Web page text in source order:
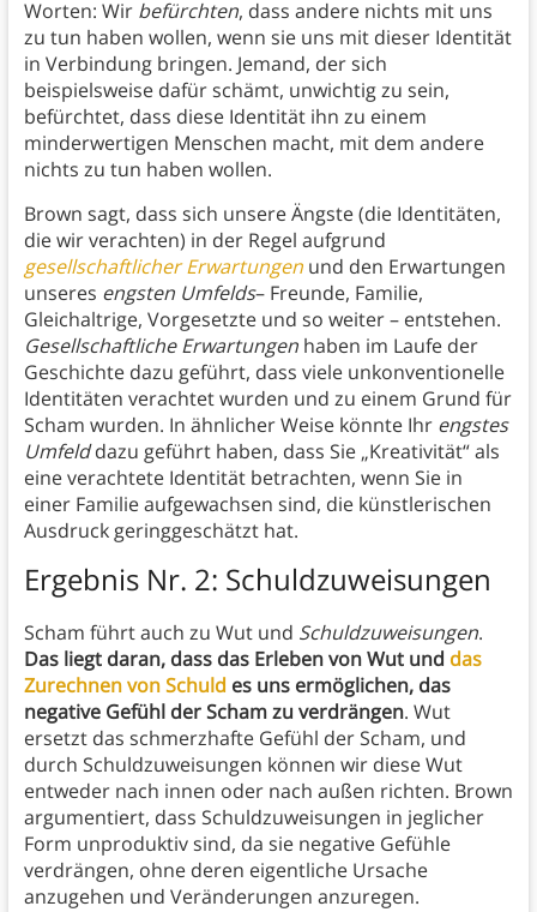
Worten: Wir befürchten, dass andere nichts mit uns
zu tun haben wollen, wenn sie uns mit dieser Identität
in Verbindung bringen. Jemand, der sich
beispielsweise dafür schämt, unwichtig zu sein,
befürchtet, dass diese Identität ihn zu einem
minderwertigen Menschen macht, mit dem andere
nichts zu tun haben wollen.
Brown sagt, dass sich unsere Ängste (die Identitäten,
die wir verachten) in der Regel aufgrund
gesellschaftlicher Erwartungenund den Erwartungen
unseres engsten Umfelds– Freunde, Familie,
Gleichaltrige, Vorgesetzte und so weiter – entstehen.
Gesellschaftliche Erwartungenhaben im Laufe der
Geschichte dazu geführt, dass viele unkonventionelle
Identitäten verachtet wurden und zu einem Grund für
Scham wurden. In ähnlicher Weise könnte Ihr engstes
Umfelddazu geführt haben, dass Sie „Kreativität“ als
eine verachtete Identität betrachten, wenn Sie in
einer Familie aufgewachsen sind, die künstlerischen
Ausdruck geringgeschätzt hat.
Ergebnis Nr. 2: Schuldzuweisungen
Scham führt auch zu Wut und Schuldzuweisungen.
Das liegt daran, dass das Erleben von Wut und das
Zurechnen von Schuld es uns ermöglichen, das
negative Gefühl der Scham zu verdrängen. Wut
ersetzt das schmerzhafte Gefühl der Scham, und
durch Schuldzuweisungen können wir diese Wut
entweder nach innen oder nach außen richten. Brown
argumentiert, dass Schuldzuweisungen in jeglicher
Form unproduktiv sind, da sie negative Gefühle
verdrängen, ohne deren eigentliche Ursache
anzugehen und Veränderungen anzuregen.